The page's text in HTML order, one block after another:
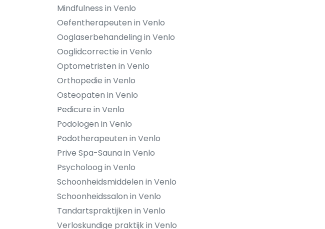
Mindfulness in Venlo
Oefentherapeuten in Venlo
Ooglaserbehandeling in Venlo
Ooglidcorrectie in Venlo
Optometristen in Venlo
Orthopedie in Venlo
Osteopaten in Venlo
Pedicure in Venlo
Podologen in Venlo
Podotherapeuten in Venlo
Prive Spa-Sauna in Venlo
Psycholoog in Venlo
Schoonheidsmiddelen in Venlo
Schoonheidssalon in Venlo
Tandartspraktijken in Venlo
Verloskundige praktijk in Venlo